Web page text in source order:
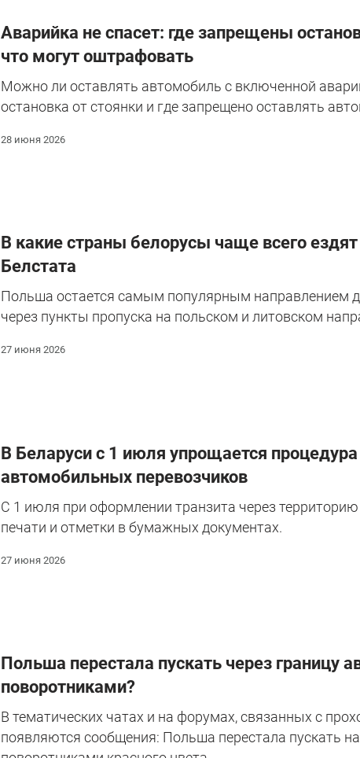
Аварийка не спасет: где запрещены
что могут оштрафовать
Можно ли оставлять автомобиль с включенной
остановка от стоянки и где запрещено оставлять
28 июня 2026
В какие страны белорусы чаще всего
Белстата
Польша остается самым популярным направлением
через пункты пропуска на польском и литовском
27 июня 2026
В Беларуси с 1 июля упрощается
автомобильных перевозчиков
С 1 июля при оформлении транзита через
печати и отметки в бумажных документах.
27 июня 2026
Польша перестала пускать через границу
поворотниками?
В тематических чатах и на форумах, связанных с
появляются сообщения: Польша перестала пускать